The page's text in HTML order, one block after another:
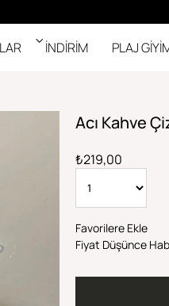
İNDİRİM PLAJ
Acı Kahve
₺219,00
Favorilere Ekle
Fiyat Düşünce